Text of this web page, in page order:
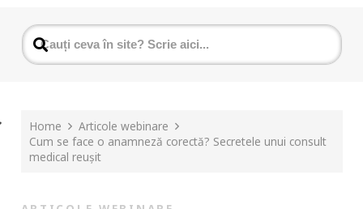
Home
Articole webinare
Cum se face o anamneză corectă? Secretele unui consult
medical reușit